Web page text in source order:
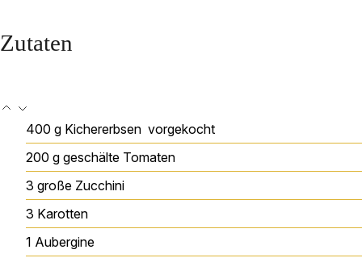
Zutaten
400 g Kichererbsen vorgekocht
200 g geschälte Tomaten
3 große Zucchini
3 Karotten
1 Aubergine